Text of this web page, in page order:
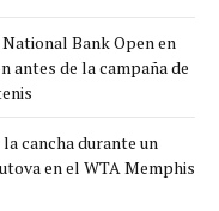
Bank Open en
antes de la campaña de
cancha durante un
en el WTA Memphis